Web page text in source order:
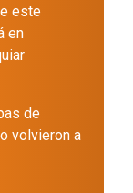
este
en
de
volvieron a